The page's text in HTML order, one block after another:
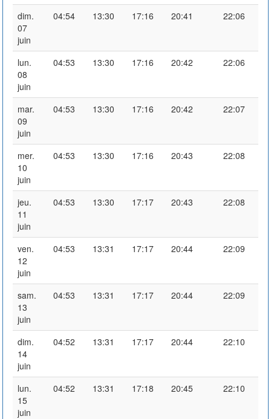
dim.
07
juin
04:54 13:30 17:16 20:41 22:06
lun.
08
juin
04:53 13:30 17:16 20:42 22:06
mar.
09
juin
04:53 13:30 17:16 20:42 22:07
mer.
10
juin
04:53 13:30 17:16 20:43 22:08
jeu.
11
juin
04:53 13:30 17:17 20:43 22:08
ven.
12
juin
04:53 13:31 17:17 20:44 22:09
sam.
13
juin
04:53 13:31 17:17 20:44 22:09
dim.
14
juin
04:52 13:31 17:17 20:44 22:10
lun.
15
juin
04:52 13:31 17:18 20:45 22:10